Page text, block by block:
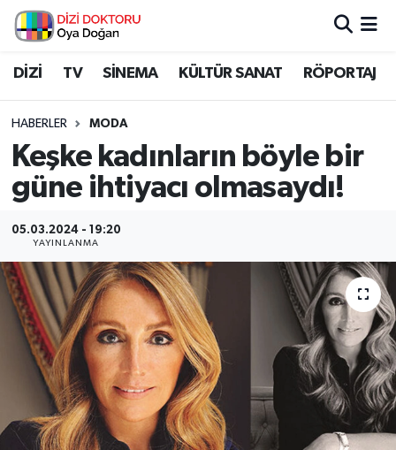
DİZİ TV SİNEMA KÜLTÜR SANAT RÖPORTAJ
HABERLER MODA
Keşke kadınların böyle bir
güne ihtiyacı olmasaydı!
05.03.2024 - 19:20
YAYINLANMA
İstanbul Nöbetçi Eczaneler
İstanbul Namaz Vakitleri
İstanbul Trafik Yoğunluk Haritası
Süper Lig Puan Durumu ve Fikstür
Tüm Manşetler
Son Dakika Haberleri
Haber Arşivi